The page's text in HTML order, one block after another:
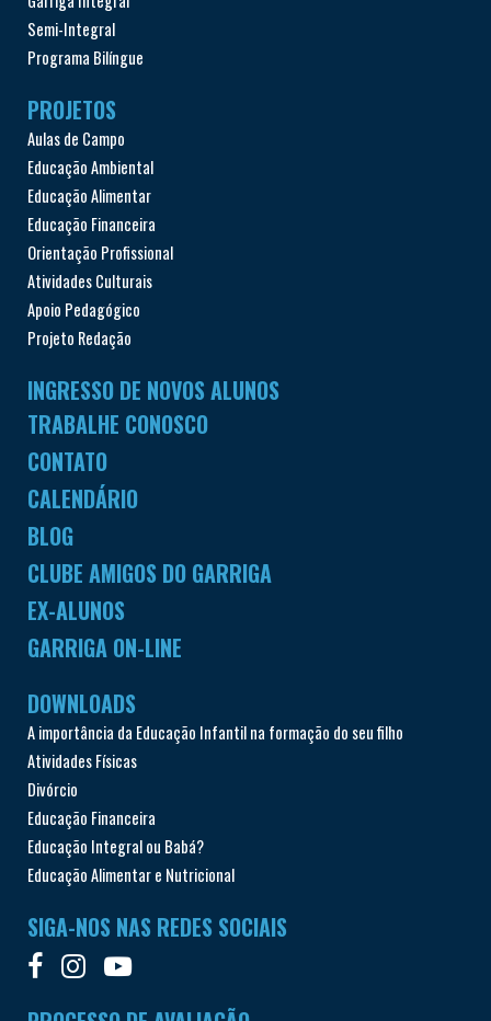
Semi-Integral
Programa Bilíngue
PROJETOS
Aulas de Campo
Educação Ambiental
Educação Alimentar
Educação Financeira
Orientação Profissional
Atividades Culturais
Apoio Pedagógico
Projeto Redação
INGRESSO DE NOVOS ALUNOS
TRABALHE CONOSCO
CONTATO
CALENDÁRIO
BLOG
CLUBE AMIGOS DO GARRIGA
EX-ALUNOS
GARRIGA ON-LINE
DOWNLOADS
A importância da Educação Infantil na formação do seu filho
Atividades Físicas
Divórcio
Educação Financeira
Educação Integral ou Babá?
Educação Alimentar e Nutricional
SIGA-NOS NAS REDES SOCIAIS